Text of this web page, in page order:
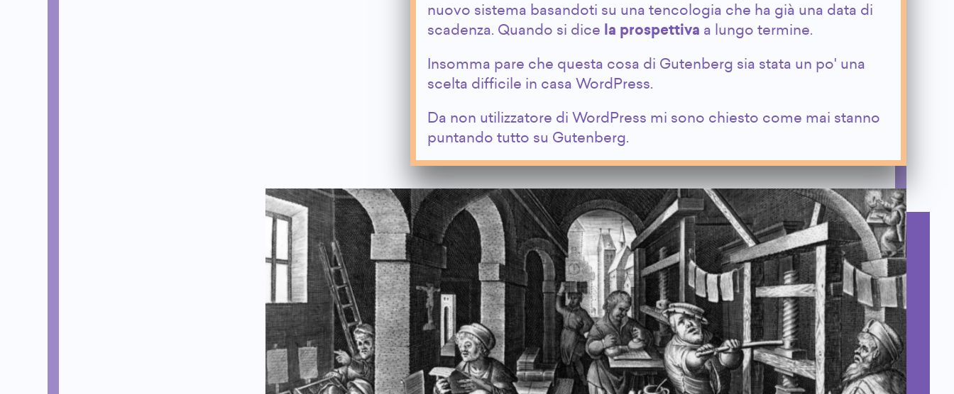
nuovo sistema basandoti su una tencologia che ha già una data di
scadenza. Quando si dice
la prospettiva a lungo termine.
Insomma pare che questa cosa di Gutenberg sia stata un po' una
scelta difficile in casa WordPress.
Da non utilizzatore di WordPress mi sono chiesto come mai stanno
puntando tutto su Gutenberg.